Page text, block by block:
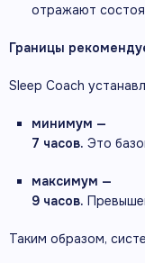
отражают
Границы
Sleep Coach
минимум —
7 часов. Это
максимум —
9 часов.
Таким образом,